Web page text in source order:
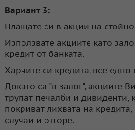
Вариант 3:
Плащате си в акции на
Използвате акциите като
кредит от банката.
Харчите си кредита, все
Докато са "в залог", акциите
трупат печалби и дивиденти,
покриват лихвата на
случаи и отгоре.